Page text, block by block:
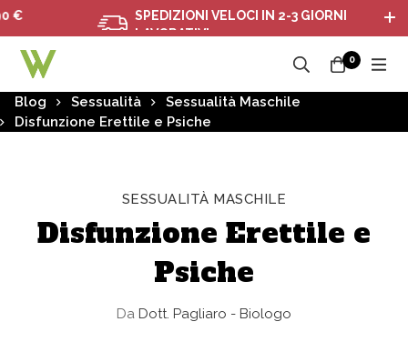
SPEDIZIONI VELOCI IN 2-3 GIORNI
LAVORATIVI
0
Blog Sessualità
Sessualità Maschile
Disfunzione Erettile e Psiche
SESSUALITÀ MASCHILE
Disfunzione Erettile e
Psiche
Da Dott. Pagliaro - Biologo